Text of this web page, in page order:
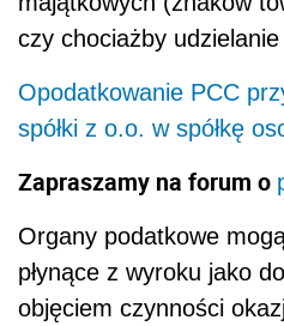
opodatkowaniem VAT.
więc konieczność
charakterze
faktury VAT),
VAT jak również w
zapłaty podatku. Co
również wpływ na
VAT z tytułu wydatków